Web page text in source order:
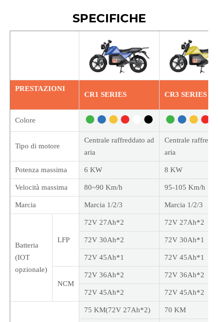
SPECIFICHE
PRESTAZIONI
CR1 SERIES CR3 SERIES
Colore ●●●● ● ●●●●
Tipo di motore
Centrale raffreddato ad
aria
Centrale
aria
Potenza massima 6 KW 8 KW
Velocità massima 80~90 Km/h 95-105 Km/h
Marcia Marcia 1/2/3 Marcia 1/2/3
Batteria
(IOT
opzionale)
LFP
72V 27Ah*2 72V 27Ah*2
72V 30Ah*2 72V 30Ah*1
72V 45Ah*1 72V 45Ah*1
NCM
72V 36Ah*2 72V 36Ah*2
72V 45Ah*2 72V 45Ah*2
75 KM(72V 27Ah*2) 70 KM